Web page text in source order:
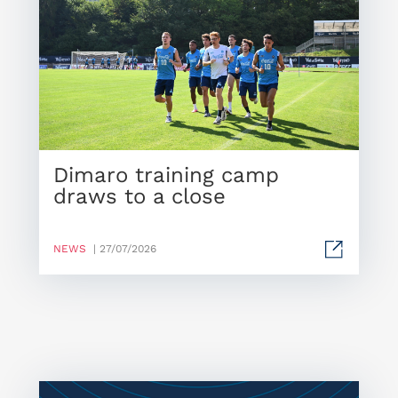
Dimaro training camp
draws to a close
NEWS | 27/07/2026